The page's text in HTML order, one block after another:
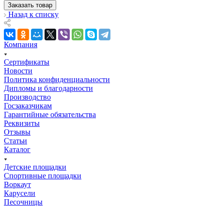
Заказать товар
Назад к списку
Компания
Сертификаты
Новости
Политика конфиденциальности
Дипломы и благодарности
Производство
Госзаказчикам
Гарантийные обязательства
Реквизиты
Отзывы
Статьи
Каталог
Детские площадки
Спортивные площадки
Воркаут
Карусели
Песочницы